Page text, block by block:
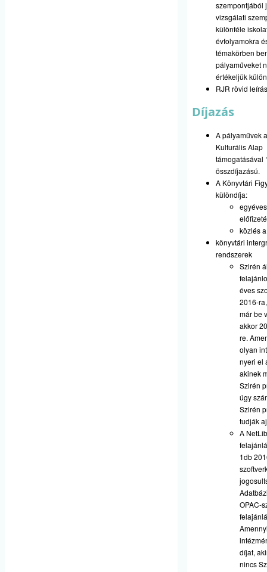
szempontjából
vizsgálati
különféle
évfolyamokra
témakörben
pályaműveket
értékeljük
RJR rövid
Díjazás
A pályaművek
Kulturális Alap
támogatásával
összdíjazású.
A Könyvtári
különdíja:
közlés
könyvtári
rendszerek
Szirén
éves
2016-
már be
akkor
re.
olyan
nyeri el
akinek
Szirén
úgy
Szirén
tudják
A
1db
OPAC-
díjat,
nincs